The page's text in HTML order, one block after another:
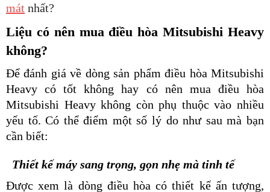
mát nhất?
Liệu có nên mua điều hòa Mitsubishi Heavy
không?
Để đánh giá về dòng sản phẩm điều hòa Mitsubishi
Heavy có tốt không hay có nên mua điều hòa
Mitsubishi Heavy không còn phụ thuộc vào nhiều
yếu tố. Có thể điểm một số lý do như sau mà bạn
cần biết:
Thiết kế máy sang trọng, gọn nhẹ mà tinh tế
Được xem là dòng điều hòa có thiết kế ấn tượng,